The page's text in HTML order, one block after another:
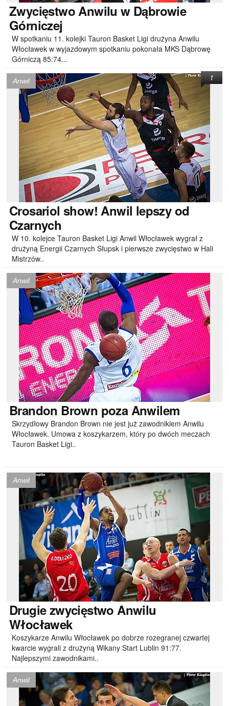
ZwycięstwoAnwilu w Dąbrowie
Górniczej
W spotkaniu 11. kolejki Tauron Basket Ligi drużyna Anwilu
Włocławek w wyjazdowym spotkaniu pokonała MKS Dąbrowę
Górniczą 85:74...
Anwil
Crosariol show! Anwil lepszy od
Czarnych
W 10. kolejce Tauron Basket Ligi Anwil Włocławek wygrał z
drużyną Energii Czarnych Słupsk i pierwsze zwycięstwo w Hali
Mistrzów..
1
Anwil
Brandon Brown poza Anwilem
Skrzydłowy Brandon Brown nie jest już zawodnikiem Anwilu
Włocławek. Umowa z koszykarzem, który po dwóch meczach
Tauron Basket Ligi..
Anwil
Drugiezwycięstwo Anwilu
Włocławek
Koszykarze Anwilu Włocławek po dobrze rozegranej czwartej
kwarcie wygrali z drużyną Wikany Start Lublin 91:77.
Najlepszymi zawodnikami..
Anwil